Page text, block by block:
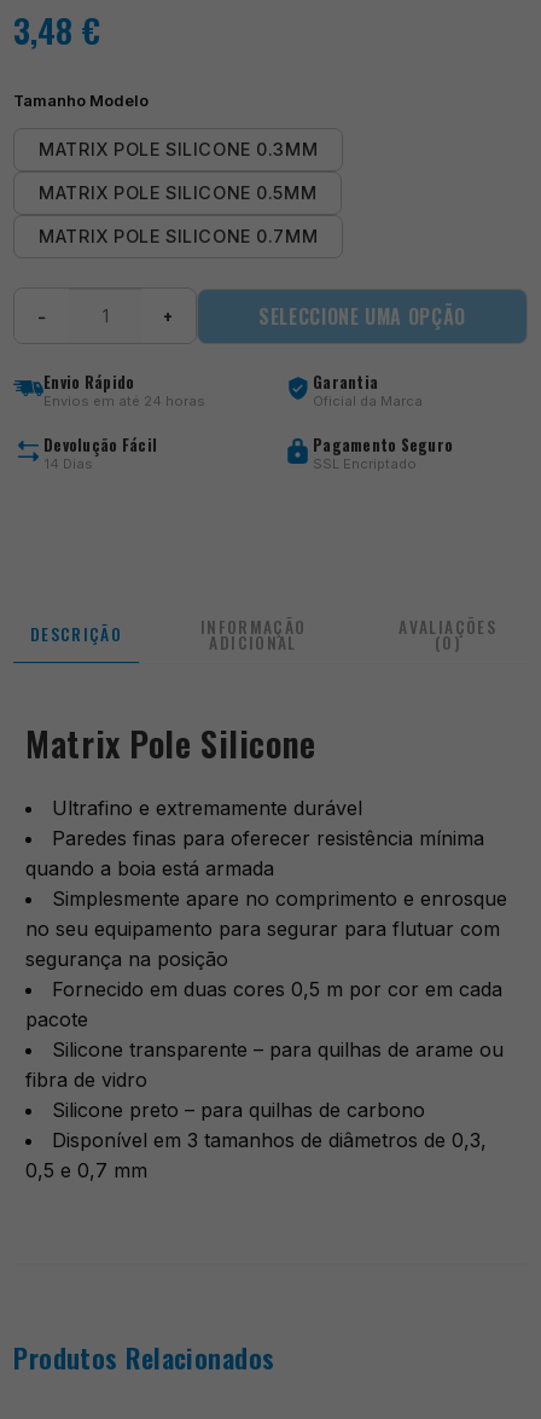
3,48 €
Tamanho Modelo
MATRIX POLE SILICONE 0.3MM
MATRIX POLE SILICONE 0.5MM
MATRIX POLE SILICONE 0.7MM
Silicone
− + SELECCIONE UMA OPÇÃO
Envio Rápido
Envios em até 24 horas
Garantia
Oficial da Marca
Devolução Fácil
14 Dias
Pagamento Seguro
SSL Encriptado
DESCRIÇÃO INFORMAÇÃO
ADICIONAL
AVALIAÇÕES
(0)
Matrix Pole Silicone
Ultrafino e extremamente durável
Paredes finas para oferecer resistência mínima
quando a boia está armada
Simplesmente apare no comprimento e enrosque
no seu equipamento para segurar para flutuar com
segurança na posição
Fornecido em duas cores 0,5 m por cor em cada
pacote
Silicone transparente – para quilhas de arame ou
fibra de vidro
Silicone preto – para quilhas de carbono
Disponível em 3 tamanhos de diâmetros de 0,3,
0,5 e 0,7 mm
Produtos Relacionados